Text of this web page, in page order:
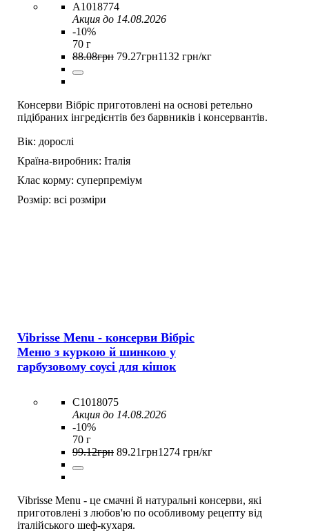
A1018774
Акция до 14.08.2026
-10%
70 г
88.08грн 79.27грн1132 грн/кг
Консерви Вібріс приготовлені на основі ретельно
підібраних інгредієнтів без барвників і консервантів.
Вік: дорослі
Країна-виробник: Італія
Клас корму: суперпреміум
Розмір: всі розміри
Vibrisse Menu - консерви Вібріс
Меню з куркою й шинкою у
гарбузовому соусі для кішок
C1018075
Акция до 14.08.2026
-10%
70 г
99.12грн 89.21грн1274 грн/кг
Vibrisse Menu - це смачні й натуральні консерви, які
приготовлені з любов'ю по особливому рецепту від
італійського шеф-кухаря.